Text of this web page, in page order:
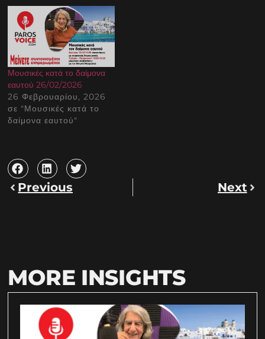
Μουσικές κατά το δαίμονα
εαυτού 26/02/2026
26 Φεβρουαρίου, 2026
σε "Μουσικές κατά το
δαίμονα εαυτού"
Previous Next
MORE INSIGHTS